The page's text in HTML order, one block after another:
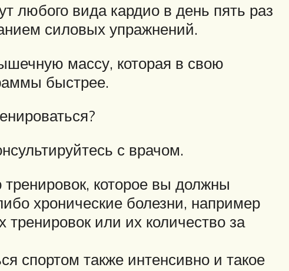
любого вида кардио в день пять раз
силовых упражнений.
массу, которая в свою
быстрее.
с врачом.
которое вы должны
хронические болезни, например
или их количество за
спортом также интенсивно и такое